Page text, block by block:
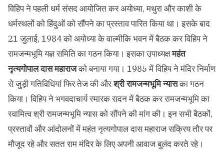
विहिप ने पहली धर्म संसद आयोजित कर अयोध्या, मथुरा और काशी के
धर्मस्थलों को हिंदुओं को सौंपने का प्रस्ताव पारित किया था। इसके बाद
21 जुलाई, 1984 को अयोध्या के वाल्मीकि भवन में बैठक कर विहिप ने
रामजन्मभूमि यज्ञ समिति का गठन किया। इसका उपाध्यक्षमहंत
नृत्यगोपाल दास महाराजको बनाया गया। 1985 में विहिप ने मंदिर निर्माण
से जुड़ी गतिविधियां फिर तेज की औरश्री रामजन्मभूमि न्यासका गठन
किया। विहिप ने भगवदाचार्य स्मारक सदन में बैठक कर रामजन्मभूमि का
स्वामित्व श्री रामजन्मभूमि न्यास को सौंपने की मांग की। इन सभी बैठकों,
प्रस्तावों और आंदोलनों में महंत नृत्यगोपाल दास महाराज सक्रिय तौर पर
मौजूद रहे और सतत राम मंदिर के लिए अपनी आवाज बुलंद करते रहे।